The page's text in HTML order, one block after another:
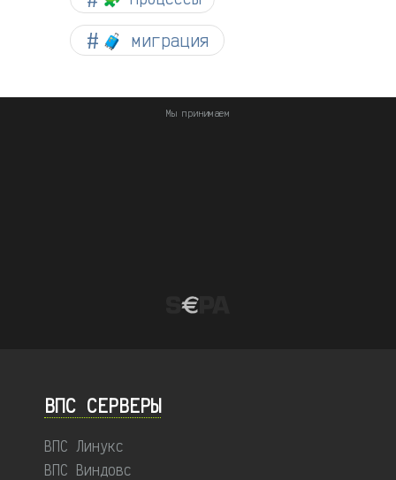
🧳 миграция
Мы принимаем
ВПС СЕРВЕРЫ
ВПС Линукс
ВПС Виндовс